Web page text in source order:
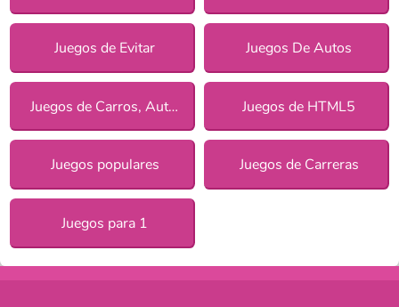
Juegos de Evitar Juegos De Autos
Juegos de Carros, Autos y Coches Juegos de HTML5
Juegos populares Juegos de Carreras
Juegos para 1